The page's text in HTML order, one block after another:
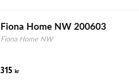
Fiona Home NW 200603
Fiona Home NW
315 kr